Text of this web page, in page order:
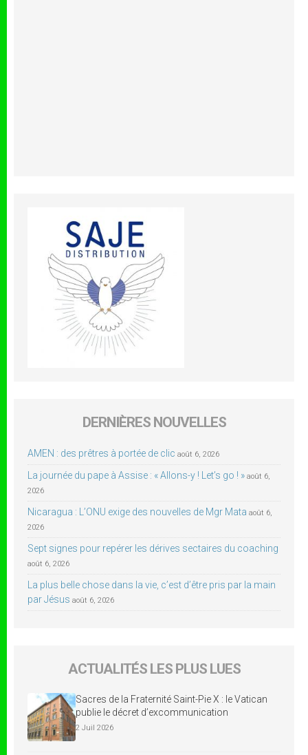
DERNIÈRES NOUVELLES
AMEN : des prêtres à portée de clic août 6, 2026
La journée du pape à Assise : « Allons-y ! Let’s go ! » août 6,
2026
Nicaragua : L’ONU exige des nouvelles de Mgr Mata août 6,
2026
Sept signes pour repérer les dérives sectaires du coaching
août 6, 2026
La plus belle chose dans la vie, c’est d’être pris par la main
par Jésus août 6, 2026
ACTUALITÉS LES PLUS LUES
Sacres de la Fraternité Saint-Pie X : le Vatican
publie le décret d’excommunication
2 Juil 2026